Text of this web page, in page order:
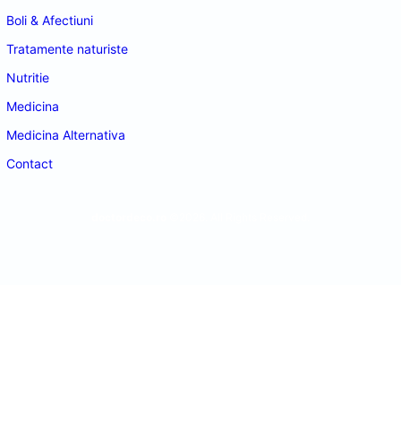
Boli & Afectiuni
Tratamente naturiste
Nutritie
Medicina
Medicina Alternativa
Contact